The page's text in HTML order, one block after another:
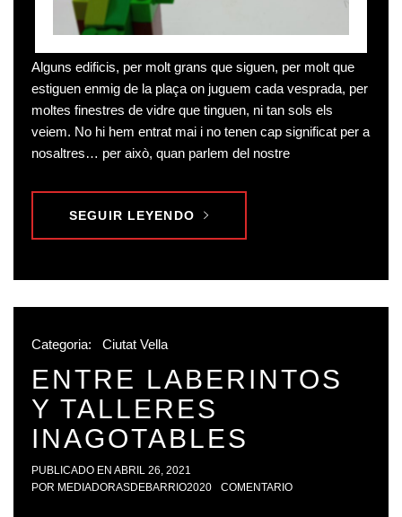
Alguns edificis, per molt grans que siguen, per molt que
estiguen enmig de la plaça on juguem cada vesprada, per
moltes finestres de vidre que tinguen, ni tan sols els
veiem. No hi hem entrat mai i no tenen cap significat per a
nosaltres… per això, quan parlem del nostre
SEGUIR LEYENDO
Categoria: Ciutat Vella
ENTRE LABERINTOS
Y TALLERES
INAGOTABLES
PUBLICADO EN ABRIL 26, 2021
POR MEDIADORASDEBARRIO2020 COMENTARIO